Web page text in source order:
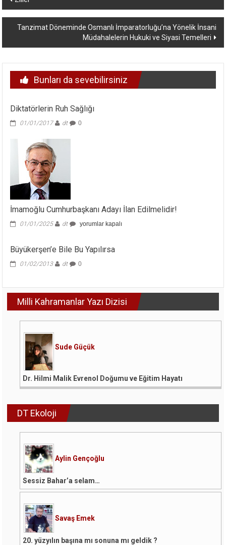
dolaşımı
Tanzimat Döneminde Osmanlı İmparatorluğu’na Yönelik İnsani
Müdahalelerin Hukuki ve Siyasi Temelleri
Bunları da sevebilirsiniz
Diktatörlerin Ruh Sağlığı
01/01/2017 dt 0
İmamoğlu Cumhurbaşkanı Adayı İlan Edilmelidir!
01/01/2025 dt
İmamoğlu
İlan
Edilmelidir!
yorumlar kapalı
Büyükerşen’e Bile Bu Yapılırsa
01/02/2013 dt 0
Milli Kahramanlar Yazı Dizisi
Sude Güçük
Dr. Hilmi Malik Evrenol Doğumu ve Eğitim Hayatı
DT Ekoloji
Aylin Gençoğlu
Sessiz Bahar’a selam…
Savaş Emek
20. yüzyılın başına mı sonuna mı geldik ?